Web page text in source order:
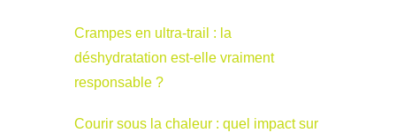
Crampes en ultra-trail : la
déshydratation est-elle vraiment
responsable ?
Courir sous la chaleur : quel impact sur